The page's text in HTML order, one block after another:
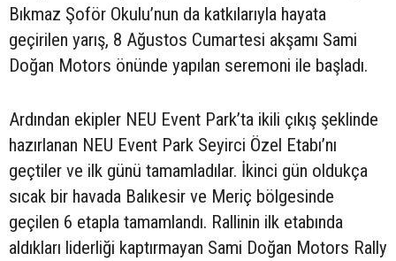
Bıkmaz Şoför Okulu’nun da katkılarıyla hayata
geçirilen yarış, 8 Ağustos Cumartesi akşamı Sami
Doğan Motors önünde yapılan seremoni ile başladı.
Ardından ekipler NEU Event Park’ta ikili çıkış şeklinde
hazırlanan NEU Event Park Seyirci Özel Etabı’nı
geçtiler ve ilk günü tamamladılar. İkinci gün oldukça
sıcak bir havada Balıkesir ve Meriç bölgesinde
geçilen 6 etapla tamamlandı. Rallinin ilk etabında
aldıkları liderliği kaptırmayan Sami Doğan Motors Rally